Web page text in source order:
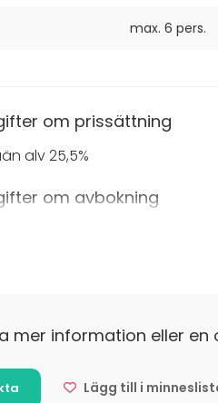
max. 6 pers.
om prissättning
alv 25,5%
om avbokning
mer information eller en
Lägg till i